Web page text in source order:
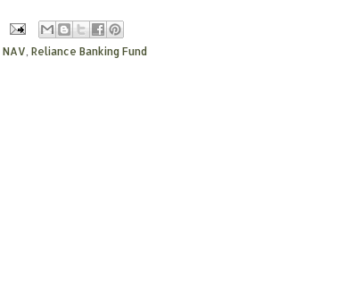
NAV, Reliance Banking Fund